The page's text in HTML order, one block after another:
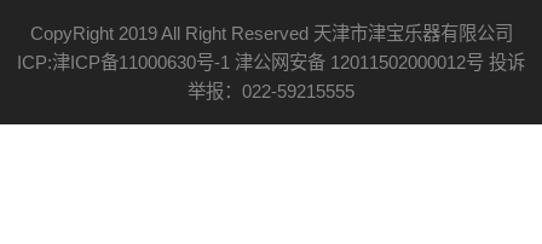
CopyRight 2019 All Right Reserved 天津市津宝乐器有限公司
ICP:津ICP备11000630号-1 津公网安备 12011502000012号 投诉
举报：022-59215555